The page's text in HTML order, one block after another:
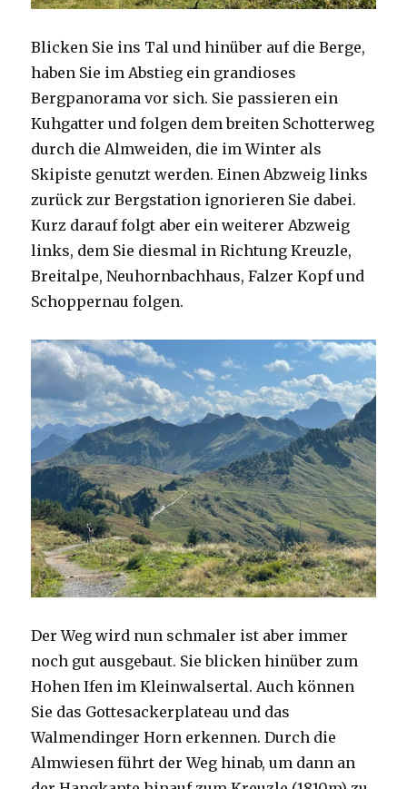
Blicken Sie ins Tal und hinüber auf die Berge,
haben Sie im Abstieg ein grandioses
Bergpanorama vor sich. Sie passieren ein
Kuhgatter und folgen dem breiten Schotterweg
durch die Almweiden, die im Winter als
Skipiste genutzt werden. Einen Abzweig links
zurück zur Bergstation ignorieren Sie dabei.
Kurz darauf folgt aber ein weiterer Abzweig
links, dem Sie diesmal in Richtung Kreuzle,
Breitalpe, Neuhornbachhaus, Falzer Kopf und
Schoppernau folgen.
Der Weg wird nun schmaler ist aber immer
noch gut ausgebaut. Sie blicken hinüber zum
Hohen Ifen im Kleinwalsertal. Auch können
Sie das Gottesackerplateau und das
Walmendinger Horn erkennen. Durch die
Almwiesen führt der Weg hinab, um dann an